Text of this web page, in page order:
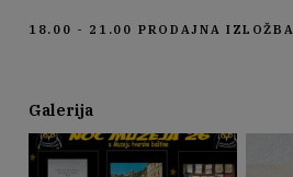
18.00 - 21.00 PRODAJNA IZLOŽBA
Galerija